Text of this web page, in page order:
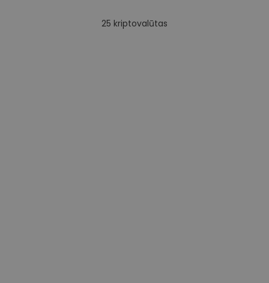
25 kriptovalūtas